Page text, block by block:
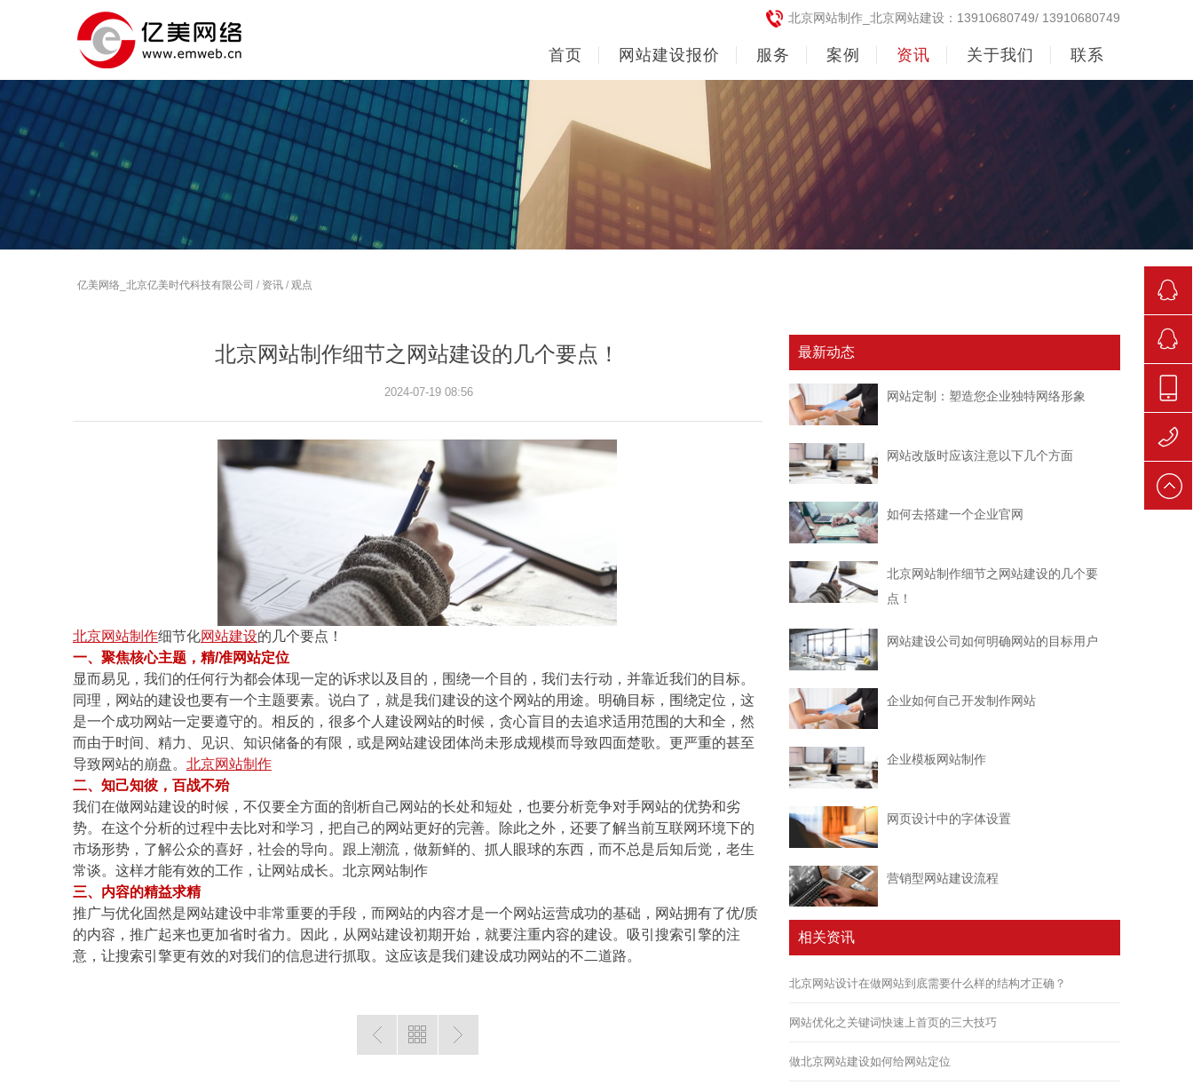
北京网站制作_北京网站建设：13910680749/ 13910680749
首页 网站建设报价 服务 案例 资讯 关于我们 联系
亿美网络_北京亿美时代科技有限公司 / 资讯 / 观点
北京网站制作细节之网站建设的几个要点！
2024-07-19 08:56
北京网站制作细节化网站建设的几个要点！
一、聚焦核心主题，精/准网站定位
显而易见，我们的任何行为都会体现一定的诉求以及目的，围绕一个目的，我们去行动，并靠近我们的目标。
同理，网站的建设也要有一个主题要素。说白了，就是我们建设的这个网站的用途。明确目标，围绕定位，这
是一个成功网站一定要遵守的。相反的，很多个人建设网站的时候，贪心盲目的去追求适用范围的大和全，然
而由于时间、精力、见识、知识储备的有限，或是网站建设团体尚未形成规模而导致四面楚歌。更严重的甚至
导致网站的崩盘。 北京网站制作
二、知己知彼，百战不殆
我们在做网站建设的时候，不仅要全方面的剖析自己网站的长处和短处，也要分析竞争对手网站的优势和劣
势。在这个分析的过程中去比对和学习，把自己的网站更好的完善。除此之外，还要了解当前互联网环境下的
市场形势，了解公众的喜好，社会的导向。跟上潮流，做新鲜的、抓人眼球的东西，而不总是后知后觉，老生
常谈。这样才能有效的工作，让网站成长。北京网站制作
三、内容的精益求精
推广与优化固然是网站建设中非常重要的手段，而网站的内容才是一个网站运营成功的基础，网站拥有了优/质
的内容，推广起来也更加省时省力。因此，从网站建设初期开始，就要注重内容的建设。吸引搜索引擎的注
意，让搜索引擎更有效的对我们的信息进行抓取。这应该是我们建设成功网站的不二道路。
最新动态
网站定制：塑造您企业独特网络形象
网站改版时应该注意以下几个方面
如何去搭建一个企业官网
北京网站制作细节之网站建设的几个要
点！
网站建设公司如何明确网站的目标用户
企业如何自己开发制作网站
企业模板网站制作
网页设计中的字体设置
营销型网站建设流程
相关资讯
北京网站设计在做网站到底需要什么样的结构才正确？
网站优化之关键词快速上首页的三大技巧
做北京网站建设如何给网站定位